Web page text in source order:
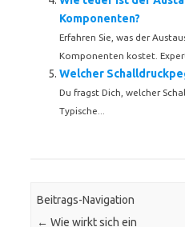
Komponenten?
Erfahren Sie, was der
Komponenten kostet.
Welcher
Du fragst Dich, welcher
Typische...
Beitrags-Navigation
← Wie wirkt sich ein